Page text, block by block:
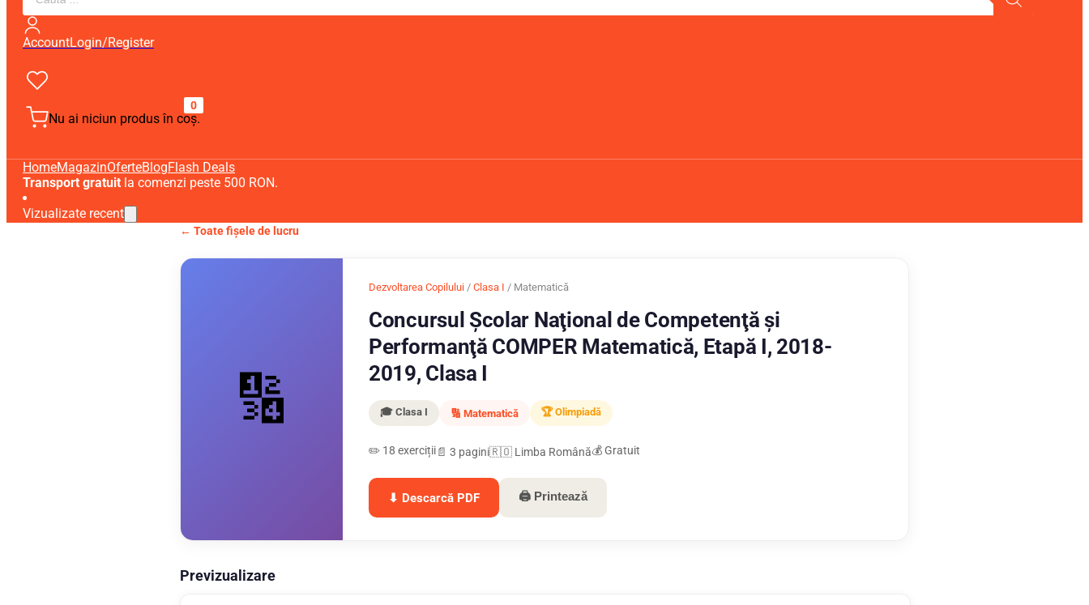
AccountLogin/Register
0
Nu ai niciun produs în coș.
HomeMagazinOferteBlogFlash Deals
Transport gratuit la comenzi peste 500 RON.
Vizualizate recent
← Toate fișele de lucru
🔢
Dezvoltarea Copilului / Clasa I / Matematică
Concursul Școlar Naţional de Competenţă şi
Performanţă COMPER Matematică, Etapă I, 2018-
2019, Clasa I
🎓 Clasa I 🔢 Matematică 🏆 Olimpiadă
✏️ 18 exerciții📄 3 pagini🇷🇴 Limba Română💰 Gratuit
⬇ Descarcă PDF 🖨 Printează
Previzualizare